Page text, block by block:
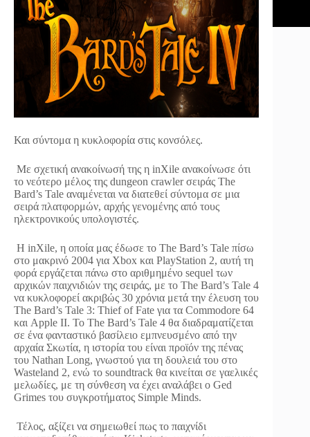
Και σύντομα η κυκλοφορία στις κονσόλες.
Με σχετική ανακοίνωσή της η inXile ανακοίνωσε ότι
το νεότερο μέλος της dungeon crawler σειράς The
Bard’s Tale αναμένεται να διατεθεί σύντομα σε μια
σειρά πλατφορμών, αρχής γενομένης από τους
ηλεκτρονικούς υπολογιστές.
Η inXile, η οποία μας έδωσε το The Bard’s Tale πίσω
στο μακρινό 2004 για Xbox και PlayStation 2, αυτή τη
φορά εργάζεται πάνω στο αριθμημένο sequel των
αρχικών παιχνιδιών της σειράς, με το The Bard’s Tale 4
να κυκλοφορεί ακριβώς 30 χρόνια μετά την έλευση του
The Bard’s Tale 3: Thief of Fate για τα Commodore 64
και Apple II. Το The Bard’s Tale 4 θα διαδραματίζεται
σε ένα φανταστικό βασίλειο εμπνευσμένο από την
αρχαία Σκωτία, η ιστορία του είναι προϊόν της πένας
του Nathan Long, γνωστού για τη δουλειά του στο
Wasteland 2, ενώ το soundtrack θα κινείται σε γαελικές
μελωδίες, με τη σύνθεση να έχει αναλάβει ο Ged
Grimes του συγκροτήματος Simple Minds.
Τέλος, αξίζει να σημειωθεί πως το παιχνίδι